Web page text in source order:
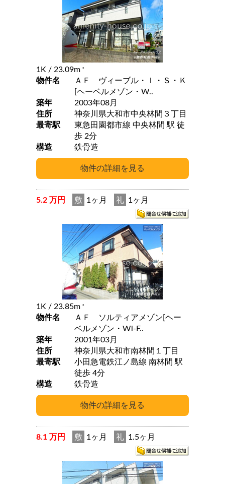
1K / 23.09m 2
物件名
ＡＦ ヴィーブル・Ｉ・Ｓ・Ｋ
[ヘーベルメゾン・W..
築年
2003年08月
住所
神奈川県大和市中央林間３丁目
最寄駅
東急田園都市線 中央林間 駅 徒
歩 2分
構造
鉄骨造
5.2 万円 敷 1ヶ月 礼 1ヶ月
1K / 23.85m 2
物件名
ＡＦ ソルティアメゾン[ヘー
ベルメゾン・Wi-F..
築年
2001年03月
住所
神奈川県大和市南林間１丁目
最寄駅
小田急電鉄江ノ島線 南林間 駅
徒歩 4分
構造
鉄骨造
8.1 万円 敷 1ヶ月 礼 1.5ヶ月